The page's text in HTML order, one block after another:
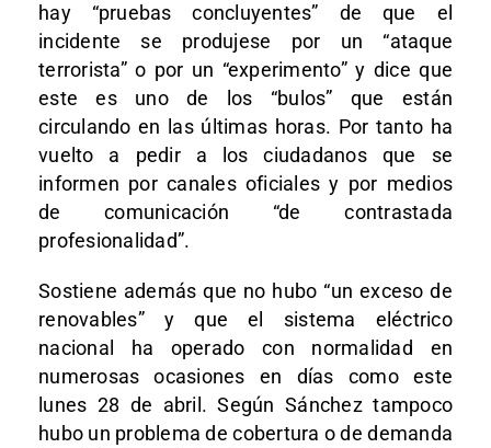
hay “pruebas concluyentes” de que el
incidente se produjese por un “ataque
terrorista” o por un “experimento” y dice que
este es uno de los “bulos” que están
circulando en las últimas horas. Por tanto ha
vuelto a pedir a los ciudadanos que se
informen por canales oficiales y por medios
de comunicación “de contrastada
profesionalidad”.
Sostiene además que no hubo “un exceso de
renovables” y que el sistema eléctrico
nacional ha operado con normalidad en
numerosas ocasiones en días como este
lunes 28 de abril. Según Sánchez tampoco
hubo un problema de cobertura o de demanda